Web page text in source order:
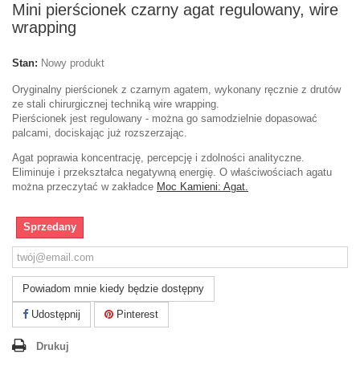
Mini pierścionek czarny agat regulowany, wire
wrapping
Stan: Nowy produkt
Oryginalny pierścionek z czarnym agatem, wykonany ręcznie z drutów
ze stali chirurgicznej techniką wire wrapping.
Pierścionek jest regulowany - można go samodzielnie dopasować
palcami, dociskając już rozszerzając.
Agat poprawia koncentrację, percepcję i zdolności analityczne.
Eliminuje i przekształca negatywną energię. O właściwościach agatu
można przeczytać w zakładce Moc Kamieni: Agat.
Sprzedany
Powiadom mnie kiedy będzie dostępny
Udostępnij Pinterest
Drukuj